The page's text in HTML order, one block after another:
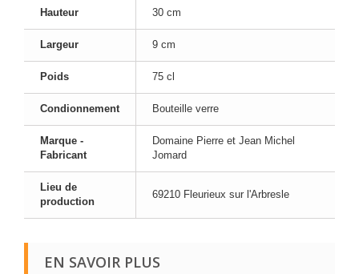
Hauteur 30 cm
Largeur 9 cm
Poids 75 cl
Condionnement Bouteille verre
Marque -
Fabricant
Domaine Pierre et Jean Michel
Jomard
Lieu de
production
69210 Fleurieux sur l'Arbresle
EN SAVOIR PLUS